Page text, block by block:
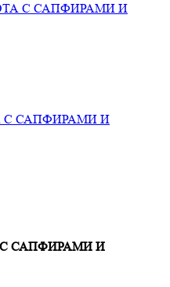
С САПФИРАМИ И
С САПФИРАМИ И
С САПФИРАМИ И